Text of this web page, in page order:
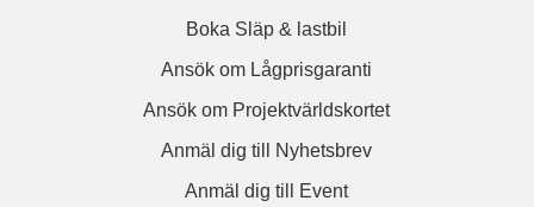
Boka Släp & lastbil
Ansök om Lågprisgaranti
Ansök om Projektvärldskortet
Anmäl dig till Nyhetsbrev
Anmäl dig till Event